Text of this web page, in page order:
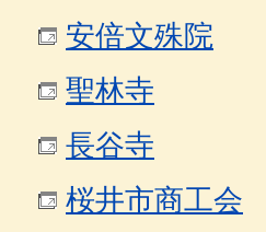
安倍文殊院
聖林寺
長谷寺
桜井市商工会